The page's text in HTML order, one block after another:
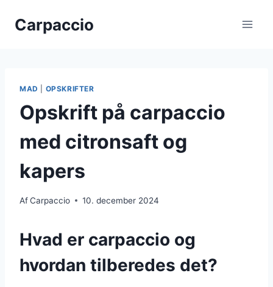
Carpaccio
MAD OPSKRIFTER
Opskrift på carpaccio
med citronsaft og
kapers
AfCarpaccio 10. december 2024
Hvad er carpaccio og
hvordan tilberedes det?